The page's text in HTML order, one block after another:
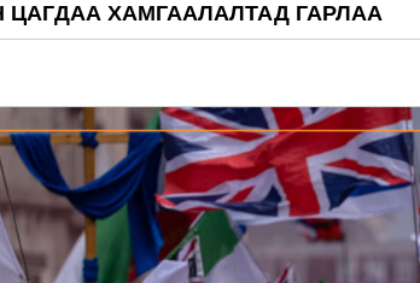
ЦАГДАА ХАМГААЛАЛТАД ГАРЛАА